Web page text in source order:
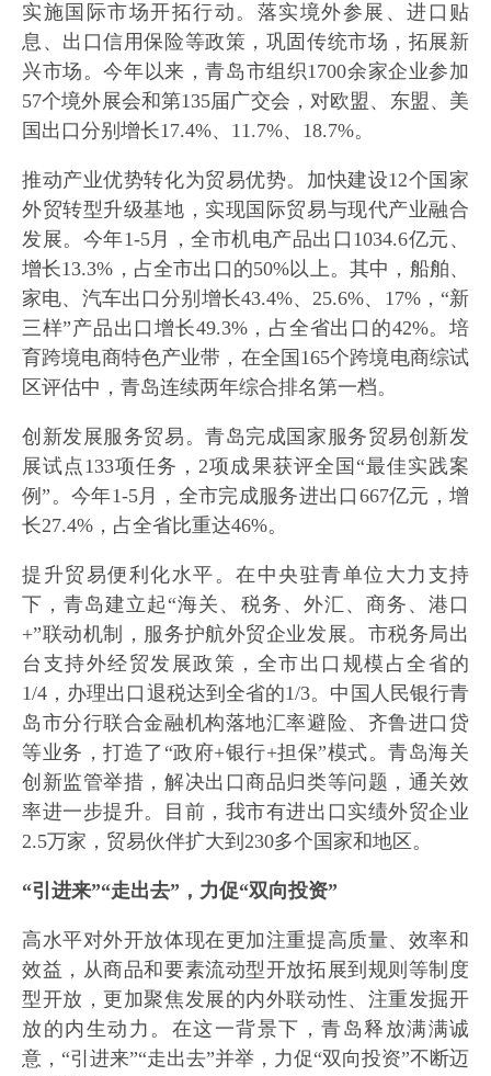
实施国际市场开拓行动。落实境外参展、进口贴
息、出口信用保险等政策，巩固传统市场，拓展新
兴市场。今年以来，青岛市组织1700余家企业参加
57个境外展会和第135届广交会，对欧盟、东盟、美
国出口分别增长17.4%、11.7%、18.7%。
推动产业优势转化为贸易优势。加快建设12个国家
外贸转型升级基地，实现国际贸易与现代产业融合
发展。今年1-5月，全市机电产品出口1034.6亿元、
增长13.3%，占全市出口的50%以上。其中，船舶、
家电、汽车出口分别增长43.4%、25.6%、17%，“新
三样”产品出口增长49.3%，占全省出口的42%。培
育跨境电商特色产业带，在全国165个跨境电商综试
区评估中，青岛连续两年综合排名第一档。
创新发展服务贸易。青岛完成国家服务贸易创新发
展试点133项任务，2项成果获评全国“最佳实践案
例”。今年1-5月，全市完成服务进出口667亿元，增
长27.4%，占全省比重达46%。
提升贸易便利化水平。在中央驻青单位大力支持
下，青岛建立起“海关、税务、外汇、商务、港口
+”联动机制，服务护航外贸企业发展。市税务局出
台支持外经贸发展政策，全市出口规模占全省的
1/4，办理出口退税达到全省的1/3。中国人民银行青
岛市分行联合金融机构落地汇率避险、齐鲁进口贷
等业务，打造了“政府+银行+担保”模式。青岛海关
创新监管举措，解决出口商品归类等问题，通关效
率进一步提升。目前，我市有进出口实绩外贸企业
2.5万家，贸易伙伴扩大到230多个国家和地区。
“引进来”“走出去”，力促“双向投资”
高水平对外开放体现在更加注重提高质量、效率和
效益，从商品和要素流动型开放拓展到规则等制度
型开放，更加聚焦发展的内外联动性、注重发掘开
放的内生动力。在这一背景下，青岛释放满满诚
意，“引进来”“走出去”并举，力促“双向投资”不断迈